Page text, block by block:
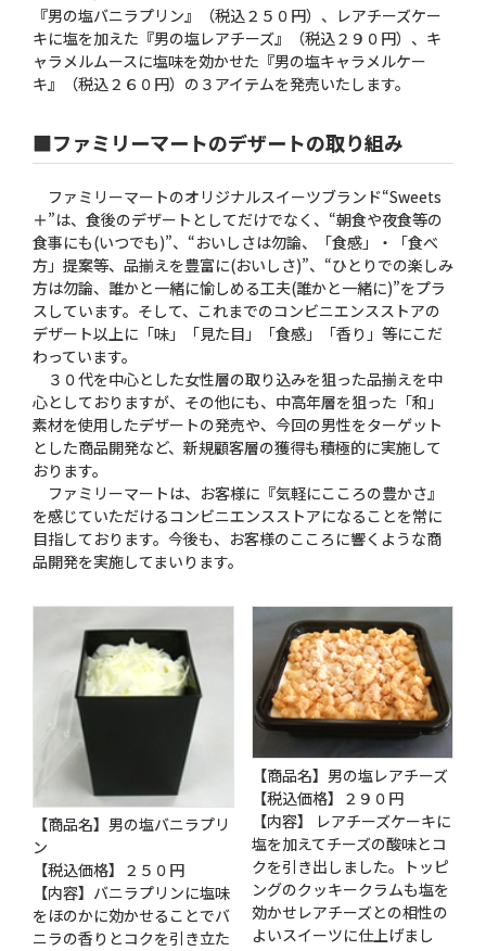
『男の塩バニラプリン』（税込２５０円）、レアチーズケー
キに塩を加えた『男の塩レアチーズ』（税込２９０円）、キ
ャラメルムースに塩味を効かせた『男の塩キャラメルケー
キ』（税込２６０円）の３アイテムを発売いたします。
■ファミリーマートのデザートの取り組み
ファミリーマートのオリジナルスイーツブランド“Sweets
＋”は、食後のデザートとしてだけでなく、“朝食や夜食等の
食事にも(いつでも)”、“おいしさは勿論、「食感」・「食べ
方」提案等、品揃えを豊富に(おいしさ)”、“ひとりでの楽しみ
方は勿論、誰かと一緒に愉しめる工夫(誰かと一緒に)”をプラ
スしています。そして、これまでのコンビニエンスストアの
デザート以上に「味」「見た目」「食感」「香り」等にこだ
わっています。
３０代を中心とした女性層の取り込みを狙った品揃えを中
心としておりますが、その他にも、中高年層を狙った「和」
素材を使用したデザートの発売や、今回の男性をターゲット
とした商品開発など、新規顧客層の獲得も積極的に実施して
おります。
ファミリーマートは、お客様に『気軽にこころの豊かさ』
を感じていただけるコンビニエンスストアになることを常に
目指しております。今後も、お客様のこころに響くような商
品開発を実施してまいります。
【商品名】男の塩バニラプリ
ン
【税込価格】２５０円
【内容】バニラプリンに塩味
をほのかに効かせることでバ
ニラの香りとコクを引き立た
【商品名】男の塩レアチーズ
【税込価格】２９０円
【内容】 レアチーズケーキに
塩を加えてチーズの酸味とコ
クを引き出しました。トッピ
ングのクッキークラムも塩を
効かせレアチーズとの相性の
よいスイーツに仕上げまし